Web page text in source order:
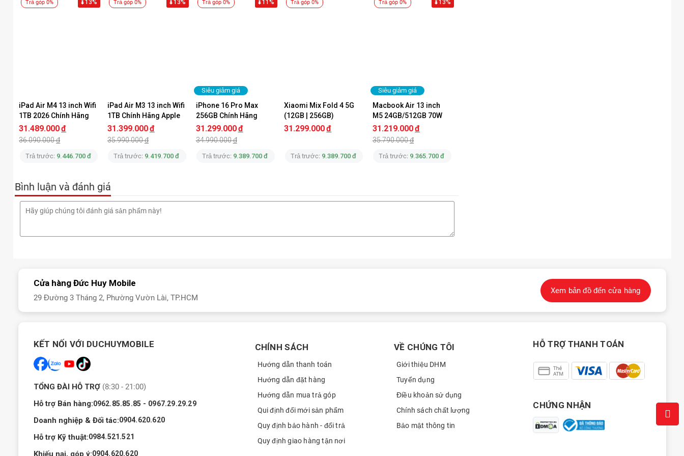
Trả góp 0% 13%
iPad Air M4 13 inch Wifi
1TB 2026 Chính Hãng
31.489.000đ
36.090.000đ
Trả trước: 9.446.700 đ
Trả góp 0% 13%
iPad Air M3 13 inch Wifi
1TB Chính Hãng Apple
31.399.000đ
35.990.000đ
Trả trước: 9.419.700 đ
Trả góp 0% 11%
Siêu giảm giá
iPhone 16 Pro Max
256GB Chính Hãng
VN/A
31.299.000đ
34.990.000đ
Trả trước: 9.389.700 đ
Trả góp 0%
Xiaomi Mix Fold 4 5G
(12GB | 256GB)
31.299.000đ
Trả trước: 9.389.700 đ
Trả góp 0% 13%
Siêu giảm giá
Macbook Air 13 inch
M5 24GB/512GB 70W
Chính Hãng
31.219.000đ
35.790.000đ
Trả trước: 9.365.700 đ
Bình luận và đánh giá
Cửa hàng Đức Huy Mobile
29 Đường 3 Tháng 2, Phường Vườn Lài, TP.HCM
Xem bản đồ đến cửa hàng
KẾT NỐI VỚI DUCHUYMOBILE
TỔNG ĐÀI HỖ TRỢ (8:30 - 21:00)
Hỗ trợ Bán hàng:0962.85.85.85 - 0967.29.29.29
Doanh nghiệp & Đối tác:0904.620.620
Hỗ trợ Kỹ thuật:0984.521.521
Khiếu nại, góp ý:0904.620.620
CHÍNH SÁCH
Hướng dẫn thanh toán
Hướng dẫn đặt hàng
Hướng dẫn mua trả góp
Qui định đổi mới sản phẩm
Quy định bảo hành - đổi trả
Quy định giao hàng tận nơi
VỀ CHÚNG TÔI
Giới thiệu DHM
Tuyển dụng
Điều khoản sử dụng
Chính sách chất lượng
Bảo mật thông tin
HỖ TRỢ THANH TOÁN
CHỨNG NHẬN